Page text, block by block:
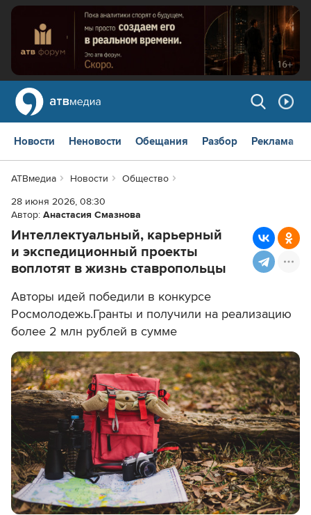
Новости Неновости Обещания Разбор Реклама
АТВмедиа Новости
Общество
28 июня 2026, 08:30
Автор: Анастасия Смазнова
Интеллектуальный, карьерный
и экспедиционный проекты
воплотят в жизнь ставропольцы
Авторы идей победили в конкурсе
Росмолодежь.Гранты и получили на реализацию
более 2 млн рублей в сумме